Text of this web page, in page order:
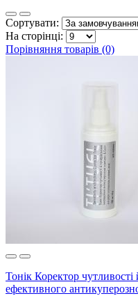
Сортувати:
На сторінці:
Порівняння товарів (0)
Тонік Коректор
ефективного